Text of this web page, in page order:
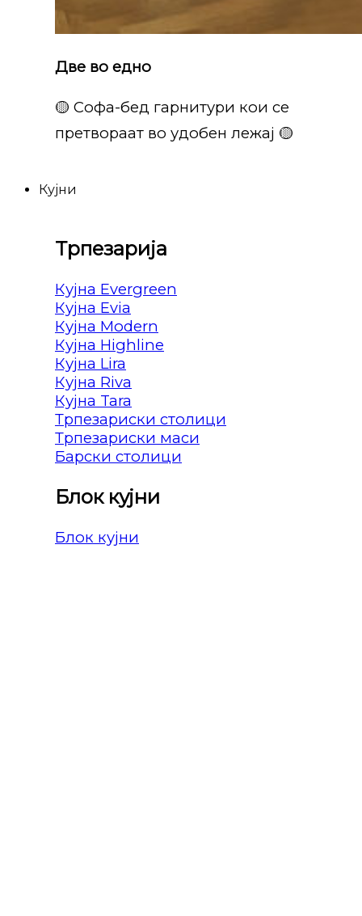
Две во едно
🟡 Софа-бед гарнитури кои се
претвораат во удобен лежај 🟡
Кујни
Трпезарија
Кујна Evergreen
Кујна Evia
Кујна Modern
Кујна Highline
Кујна Lira
Кујна Riva
Кујна Tara
Трпезариски столици
Трпезариски маси
Барски столици
Блок кујни
Блок кујни